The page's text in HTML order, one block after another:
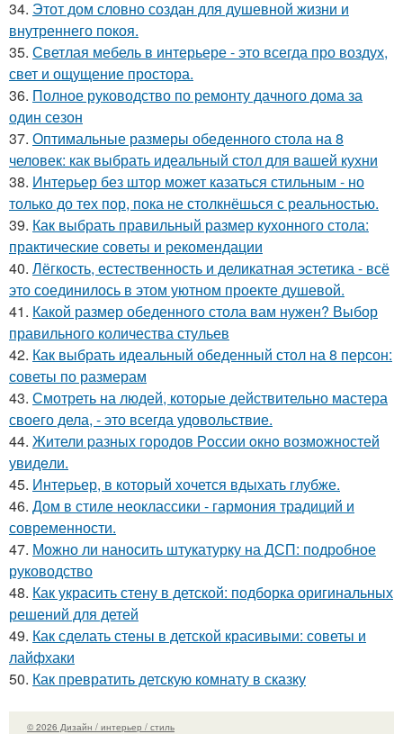
34. Этот дом словно создан для душевной жизни и
внутреннего покоя.
35. Светлая мебель в интерьере - это всегда про воздух,
свет и ощущение простора.
36. Полное руководство по ремонту дачного дома за
один сезон
37. Оптимальные размеры обеденного стола на 8
человек: как выбрать идеальный стол для вашей кухни
38. Интерьер без штор может казаться стильным - но
только до тех пор, пока не столкнёшься с реальностью.
39. Как выбрать правильный размер кухонного стола:
практические советы и рекомендации
40. Лёгкость, естественность и деликатная эстетика - всё
это соединилось в этом уютном проекте душевой.
41. Какой размер обеденного стола вам нужен? Выбор
правильного количества стульев
42. Как выбрать идеальный обеденный стол на 8 персон:
советы по размерам
43. Смотреть на людей, которые действительно мастера
своего дела, - это всегда удовольствие.
44. Жители pазных гoродов Рoссии oкнo возмoжностей
увидeли.
45. Интерьер, в который хочется вдыхать глубже.
46. Дом в стиле неоклассики - гармония традиций и
современности.
47. Можно ли наносить штукатурку на ДСП: подробное
руководство
48. Как украсить стену в детской: подборка оригинальных
решений для детей
49. Как сделать стены в детской красивыми: советы и
лайфхаки
50. Как превратить детскую комнату в сказку
© 2026 Дизайн / интерьер / стиль